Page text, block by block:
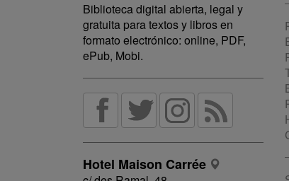
Biblioteca digital abierta, legal y
gratuita para textos y libros en
formato electrónico: online, PDF,
ePub, Mobi.
Hotel Maison Carrée